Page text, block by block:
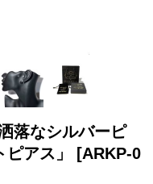
落なシルバーピ
ピアス」
[ARKP-0